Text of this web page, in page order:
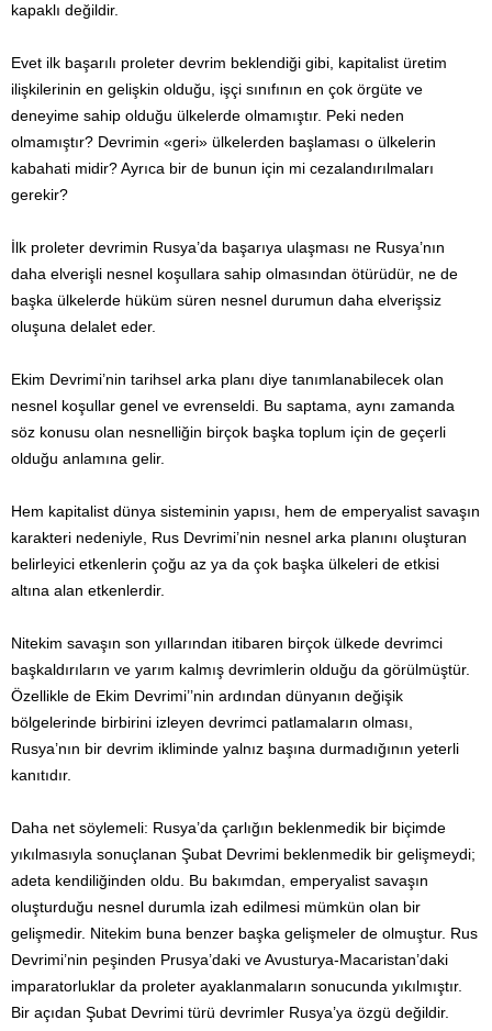
kapaklı değildir.
Evet ilk başarılı proleter devrim beklendiği gibi, kapitalist üretim
ilişkilerinin en gelişkin olduğu, işçi sınıfının en çok örgüte ve
deneyime sahip olduğu ülkelerde olmamıştır. Peki neden
olmamıştır? Devrimin «geri» ülkelerden başlaması o ülkelerin
kabahati midir? Ayrıca bir de bunun için mi cezalandırılmaları
gerekir?
İlk proleter devrimin Rusya’da başarıya ulaşması ne Rusya’nın
daha elverişli nesnel koşullara sahip olmasından ötürüdür, ne de
başka ülkelerde hüküm süren nesnel durumun daha elverişsiz
oluşuna delalet eder.
Ekim Devrimi’nin tarihsel arka planı diye tanımlanabilecek olan
nesnel koşullar genel ve evrenseldi. Bu saptama, aynı zamanda
söz konusu olan nesnelliğin birçok başka toplum için de geçerli
olduğu anlamına gelir.
Hem kapitalist dünya sisteminin yapısı, hem de emperyalist savaşın
karakteri nedeniyle, Rus Devrimi’nin nesnel arka planını oluşturan
belirleyici etkenlerin çoğu az ya da çok başka ülkeleri de etkisi
altına alan etkenlerdir.
Nitekim savaşın son yıllarından itibaren birçok ülkede devrimci
başkaldırıların ve yarım kalmış devrimlerin olduğu da görülmüştür.
Özellikle de Ekim Devrimi’’nin ardından dünyanın değişik
bölgelerinde birbirini izleyen devrimci patlamaların olması,
Rusya’nın bir devrim ikliminde yalnız başına durmadığının yeterli
kanıtıdır.
Daha net söylemeli: Rusya’da çarlığın beklenmedik bir biçimde
yıkılmasıyla sonuçlanan Şubat Devrimi beklenmedik bir gelişmeydi;
adeta kendiliğinden oldu. Bu bakımdan, emperyalist savaşın
oluşturduğu nesnel durumla izah edilmesi mümkün olan bir
gelişmedir. Nitekim buna benzer başka gelişmeler de olmuştur. Rus
Devrimi’nin peşinden Prusya’daki ve Avusturya-Macaristan’daki
imparatorluklar da proleter ayaklanmaların sonucunda yıkılmıştır.
Bir açıdan Şubat Devrimi türü devrimler Rusya’ya özgü değildir.